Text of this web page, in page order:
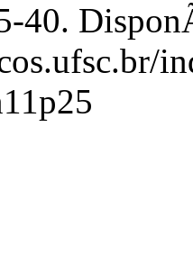
40.